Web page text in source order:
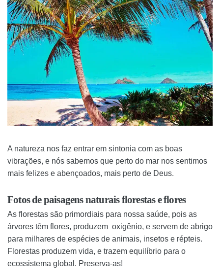
A natureza nos faz entrar em sintonia com as boas
vibrações, e nós sabemos que perto do mar nos sentimos
mais felizes e abençoados, mais perto de Deus.
Fotos de paisagens naturais florestas e flores
As florestas são primordiais para nossa saúde, pois as
árvores têm flores, produzem oxigênio, e servem de abrigo
para milhares de espécies de animais, insetos e répteis.
Florestas produzem vida, e trazem equilíbrio para o
ecossistema global. Preserva-as!